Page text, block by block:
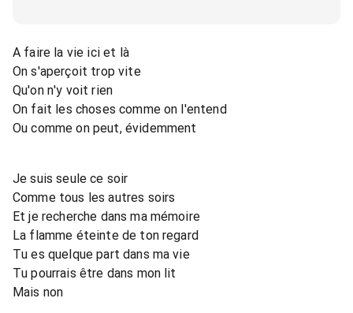
A faire la vie ici et là
On s'aperçoit trop vite
Qu'on n'y voit rien
On fait les choses comme on l'entend
Ou comme on peut, évidemment
Je suis seule ce soir
Comme tous les autres soirs
Et je recherche dans ma mémoire
La flamme éteinte de ton regard
Tu es quelque part dans ma vie
Tu pourrais être dans mon lit
Mais non